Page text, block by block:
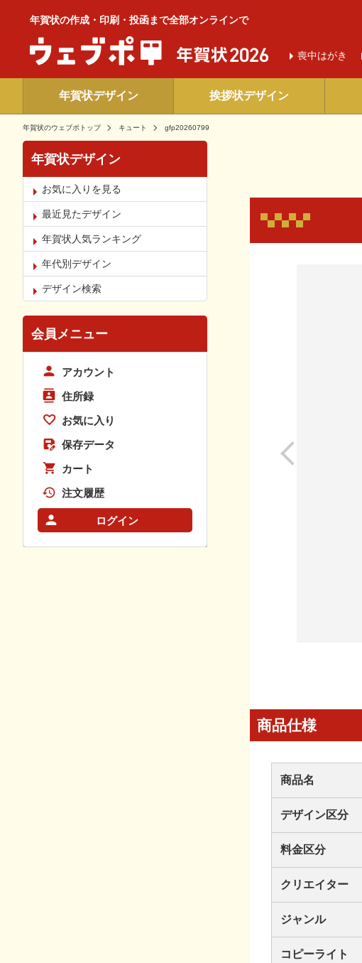
年賀状の作成・印刷・投函まで全部オンラインで
喪中はがき
年賀状デザイン 挨拶状デザイン
年賀状のウェブポトップ キュート gfp20260799
商品仕様
商品名
デザイン区分
料金区分
クリエイター
ジャンル
コピーライト
年賀状デザイン
お気に入りを見る
最近見たデザイン
年賀状人気ランキング
年代別デザイン
デザイン検索
会員メニュー
アカウント
住所録
お気に入り
保存データ
カート
注文履歴
ログイン